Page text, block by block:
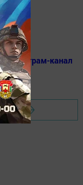
MАХ:
Телеграм-канал